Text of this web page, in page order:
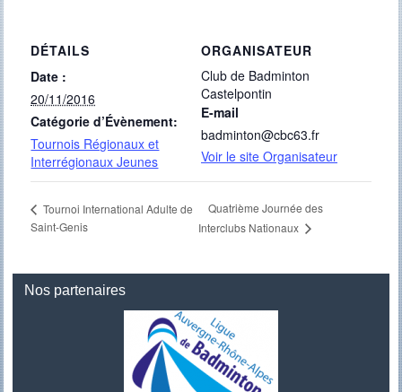
DÉTAILS
Date :
20/11/2016
Catégorie d’Évènement:
Tournois Régionaux et
Interrégionaux Jeunes
ORGANISATEUR
Club de Badminton
Castelpontin
E-mail
badminton@cbc63.fr
Voir le site Organisateur
Tournoi International Adulte de
Saint-Genis
Quatrième Journée des
Interclubs Nationaux
Nos partenaires